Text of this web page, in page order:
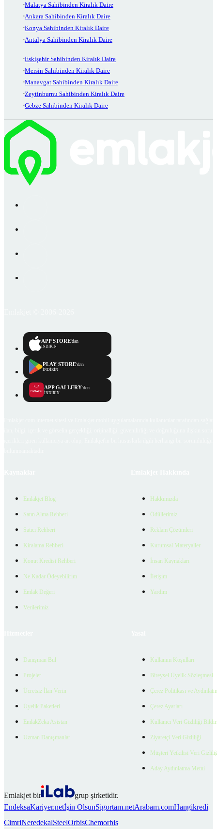
Malatya Sahibinden Kiralık Daire
Ankara Sahibinden Kiralık Daire
Konya Sahibinden Kiralık Daire
Antalya Sahibinden Kiralık Daire
Eskişehir Sahibinden Kiralık Daire
Mersin Sahibinden Kiralık Daire
Manavgat Sahibinden Kiralık Daire
Zeytinburnu Sahibinden Kiralık Daire
Gebze Sahibinden Kiralık Daire
APP STORE'dan
İNDİRİN
PLAY STORE'dan
İNDİRİN
APP GALLERY'den
İNDİRİN
Emlakjet Blog
Satın Alma Rehberi
Satıcı Rehberi
Kiralama Rehberi
Konut Kredisi Rehberi
Ne Kadar Ödeyebilirim
Emlak Değeri
Verilerimiz
Hakkımızda
Ödüllerimiz
Reklam Çözümleri
Kurumsal Materyaller
İnsan Kaynakları
İletişim
Yardım
Danışman Bul
Projeler
Ücretsiz İlan Verin
Üyelik Paketleri
EmlakZeka Asistan
Uzman Danışmanlar
Kullanım Koşulları
Bireysel Üyelik Sözleşmesi
Çerez Politikası ve
Çerez Ayarları
Kullanıcı Veri Gizliliği
Ziyaretçi Veri Gizliliği
Müşteri Yetkilisi Veri
Aday Aydınlatma Metni
Emlakjet bir
grup şirketidir.
EndeksaKariyer.netİşin OlsunSigortam.netArabam.comHangikredi
CimriNeredekalSteelOrbisChemorbis